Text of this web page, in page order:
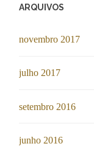
ARQUIVOS
novembro 2017
julho 2017
setembro 2016
junho 2016